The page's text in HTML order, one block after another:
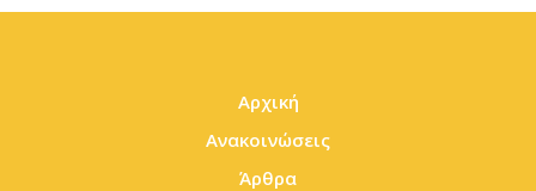
Αρχική
Ανακοινώσεις
Άρθρα